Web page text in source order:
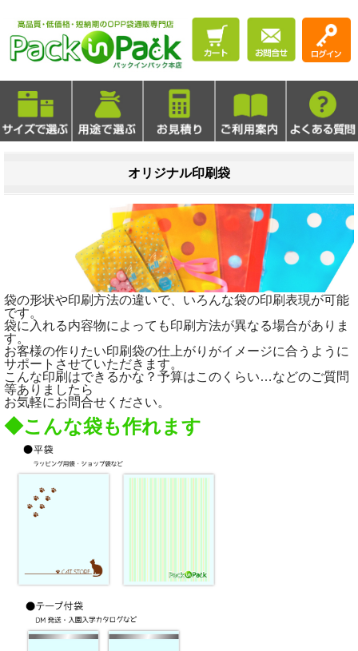
オリジナル印刷袋
袋の形状や印刷方法の違いで、いろんな袋の印刷表現が可能
です。
袋に入れる内容物によっても印刷方法が異なる場合がありま
す。
お客様の作りたい印刷袋の仕上がりがイメージに合うように
サポートさせていただきます。
こんな印刷はできるかな？予算はこのくらい…などのご質問
等ありましたら
お気軽にお問合せください。
◆こんな袋も作れます